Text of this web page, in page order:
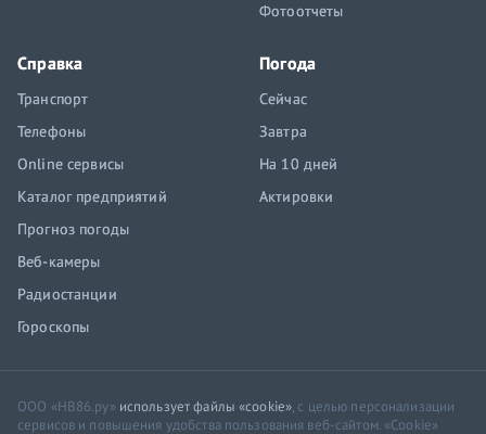
Фотоотчеты
Справка
Транспорт
Телефоны
Online сервисы
Каталог предприятий
Прогноз погоды
Веб-камеры
Радиостанции
Гороскопы
Погода
Сейчас
Завтра
На 10 дней
Актировки
ООО «НВ86.ру» использует файлы «cookie», с целью персонализации
сервисов и повышения удобства пользования веб-сайтом. «Cookie»